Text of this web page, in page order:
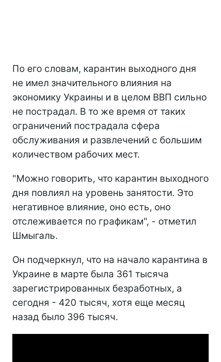
По его словам, карантин выходного дня
не имел значительного влияния на
экономику Украины и в целом ВВП сильно
не пострадал. В то же время от таких
ограничений пострадала сфера
обслуживания и развлечений с большим
количеством рабочих мест.
"Можно говорить, что карантин выходного
дня повлиял на уровень занятости. Это
негативное влияние, оно есть, оно
отслеживается по графикам", - отметил
Шмыгаль.
Он подчеркнул, что на начало карантина в
Украине в марте была 361 тысяча
зарегистрированных безработных, а
сегодня - 420 тысяч, хотя еще месяц
назад было 396 тысяч.